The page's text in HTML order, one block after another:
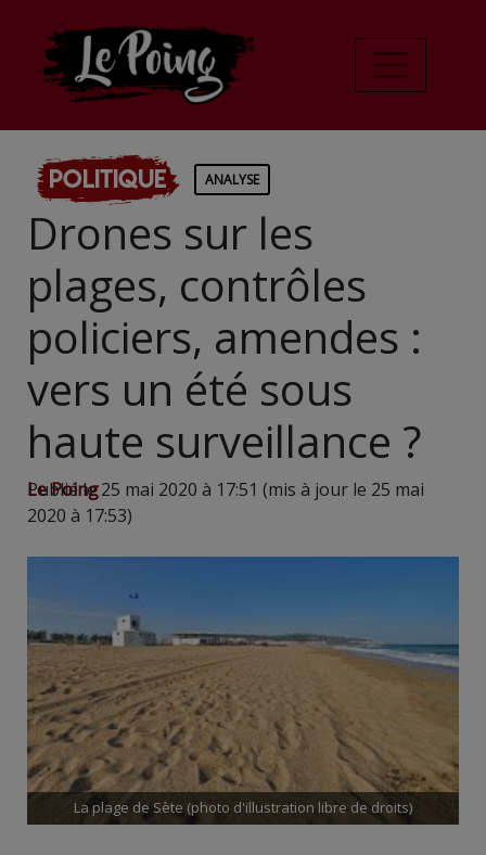
Politique ANALYSE
Drones sur les
plages, contrôles
policiers, amendes :
vers un été sous
haute surveillance ?
Le Poing
Publié le 25 mai 2020 à 17:51 (mis à jour le 25 mai
2020 à 17:53)
La plage de Sète (photo d'illustration libre de droits)